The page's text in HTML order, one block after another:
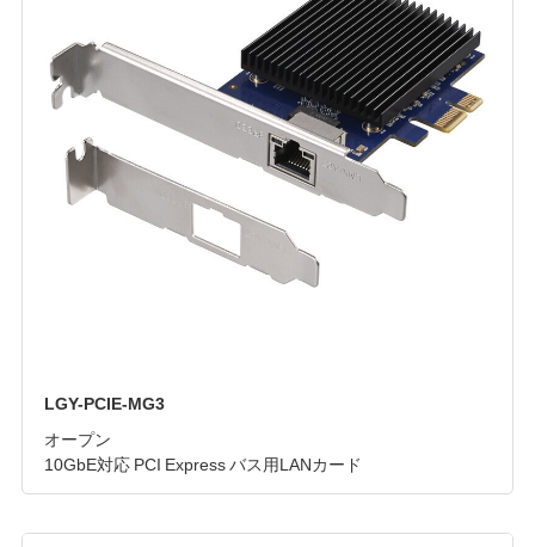
LGY-PCIE-MG3
オープン
10GbE対応 PCI Express バス用LANカード